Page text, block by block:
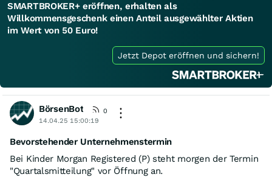
SMARTBROKER+ eröffnen, erhalten als
Willkommensgeschenk einen Anteil ausgewählter Aktien
im Wert von 50 Euro!
Jetzt Depot eröffnen und sichern!
BörsenBot
0
14.04.25 15:00:19
Bevorstehender Unternehmenstermin
Bei Kinder Morgan Registered (P) steht morgen der Termin
"Quartalsmitteilung" vor Öffnung an.